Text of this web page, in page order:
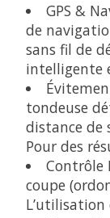
GPS &
de
sans fil de
intelligente
tondeuse
distance de
Pour des
Contrôle
coupe